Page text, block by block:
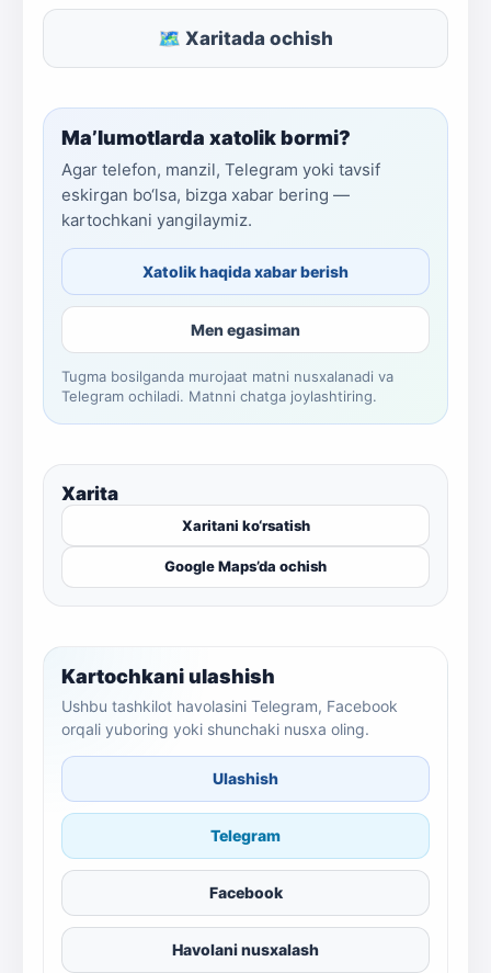
🗺 Xaritada ochish
Ma’lumotlarda xatolik bormi?
Agar telefon, manzil, Telegram yoki tavsif
eskirgan bo‘lsa, bizga xabar bering —
kartochkani yangilaymiz.
Xatolik haqida xabar berish
Men egasiman
Tugma bosilganda murojaat matni nusxalanadi va
Telegram ochiladi. Matnni chatga joylashtiring.
Xarita
Xaritani ko‘rsatish
Google Maps’da ochish
Kartochkani ulashish
Ushbu tashkilot havolasini Telegram, Facebook
orqali yuboring yoki shunchaki nusxa oling.
Ulashish
Telegram
Facebook
Havolani nusxalash